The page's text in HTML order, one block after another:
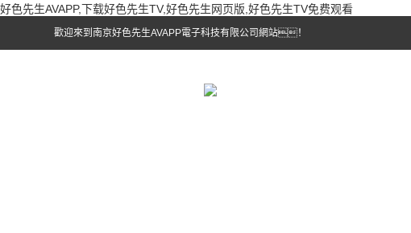
好色先生AVAPP,下载好色先生TV,好色先生网页版,好色先生TV免费观看
歡迎來到南京好色先生AVAPP電子科技有限公司網站！